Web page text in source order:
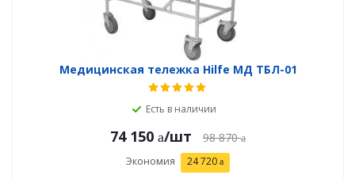
Медицинская тележка Hilfe МД ТБЛ-01
Есть в наличии
74 150 /шт 98 870
Экономия 24 720